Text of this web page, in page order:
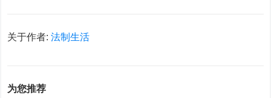
关于作者:法制生活
为您推荐